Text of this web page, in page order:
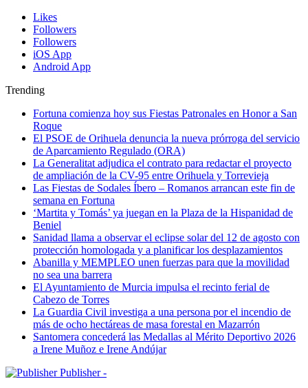
Likes
Followers
Followers
iOS App
Android App
Trending
Fortuna comienza hoy sus Fiestas Patronales en Honor a San
Roque
El PSOE de Orihuela denuncia la nueva prórroga del servicio
de Aparcamiento Regulado (ORA)
La Generalitat adjudica el contrato para redactar el proyecto
de ampliación de la CV-95 entre Orihuela y Torrevieja
Las Fiestas de Sodales Íbero – Romanos arrancan este fin de
semana en Fortuna
‘Martita y Tomás’ ya juegan en la Plaza de la Hispanidad de
Beniel
Sanidad llama a observar el eclipse solar del 12 de agosto con
protección homologada y a planificar los desplazamientos
Abanilla y MEMPLEO unen fuerzas para que la movilidad
no sea una barrera
El Ayuntamiento de Murcia impulsa el recinto ferial de
Cabezo de Torres
La Guardia Civil investiga a una persona por el incendio de
más de ocho hectáreas de masa forestal en Mazarrón
Santomera concederá las Medallas al Mérito Deportivo 2026
a Irene Muñoz e Irene Andújar
Publisher -